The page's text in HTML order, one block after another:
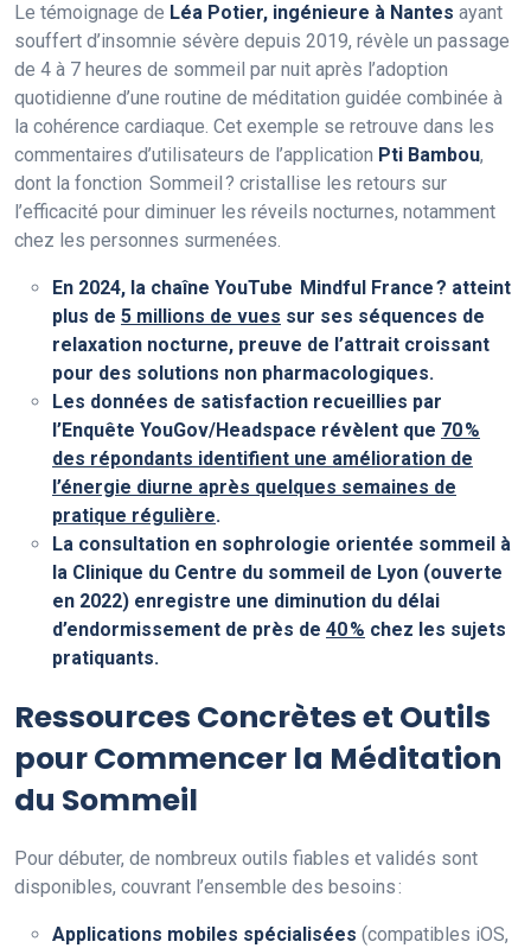
Le témoignage de Léa Potier, ingénieure à Nantes ayant
souffert d’insomnie sévère depuis 2019, révèle un passage
de 4 à 7 heures de sommeil par nuit après l’adoption
quotidienne d’une routine de méditation guidée combinée à
la cohérence cardiaque. Cet exemple se retrouve dans les
commentaires d’utilisateurs de l’application Pti Bambou,
dont la fonction Sommeil ? cristallise les retours sur
l’efficacité pour diminuer les réveils nocturnes, notamment
chez les personnes surmenées.
En 2024, la chaîne YouTube Mindful France ? atteint
plus de 5 millions de vues sur ses séquences de
relaxation nocturne, preuve de l’attrait croissant
pour des solutions non pharmacologiques.
Les données de satisfaction recueillies par
l’Enquête YouGov/Headspace révèlent que 70 %
des répondants identifient une amélioration de
l’énergie diurne après quelques semaines de
pratique régulière.
La consultation en sophrologie orientée sommeil à
la Clinique du Centre du sommeil de Lyon (ouverte
en 2022) enregistre une diminution du délai
d’endormissement de près de 40 % chez les sujets
pratiquants.
Ressources Concrètes et Outils
pour Commencer la Méditation
du Sommeil
Pour débuter, de nombreux outils fiables et validés sont
disponibles, couvrant l’ensemble des besoins :
Applications mobiles spécialisées (compatibles iOS,